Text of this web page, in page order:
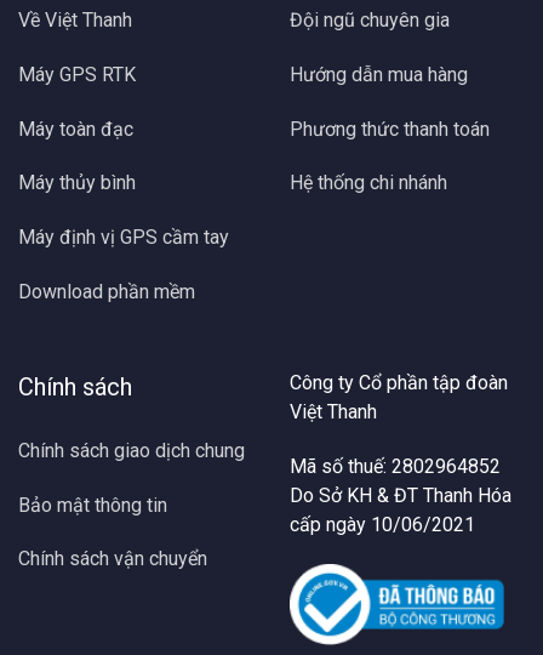
Về Việt Thanh
Máy GPS RTK
Máy toàn đạc
Máy thủy bình
Máy định vị GPS cầm tay
Download phần mềm
Đội ngũ chuyên gia
Hướng dẫn mua hàng
Phương thức thanh toán
Hệ thống chi nhánh
Chính sách
Chính sách giao dịch chung
Bảo mật thông tin
Chính sách vận chuyển
Công ty Cổ phần tập đoàn
Việt Thanh
Mã số thuế: 2802964852
Do Sở KH & ĐT Thanh Hóa
cấp ngày 10/06/2021